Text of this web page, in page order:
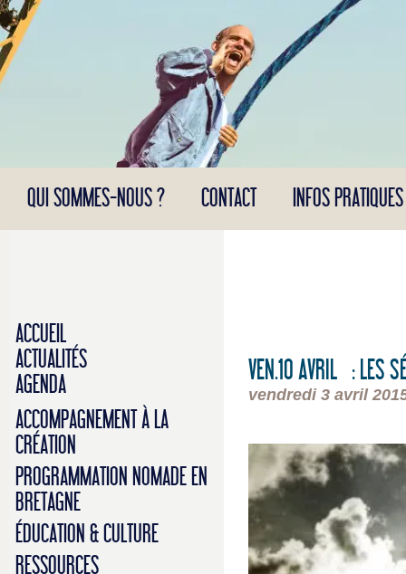
Panneau de gestion des cookies
QUI SOMMES-NOUS ? CONTACT INFOS PRATIQUES
ACCUEIL
ACTUALITÉS
AGENDA
ACCOMPAGNEMENT À LA
CRÉATION
PROGRAMMATION NOMADE EN
BRETAGNE
ÉDUCATION & CULTURE
RESSOURCES
VEN.10 AVRIL : LES
vendredi 3 avril